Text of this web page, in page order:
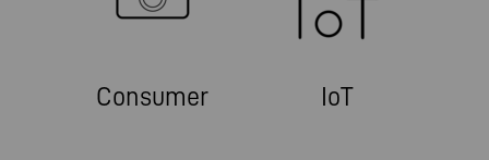
Consumer IoT